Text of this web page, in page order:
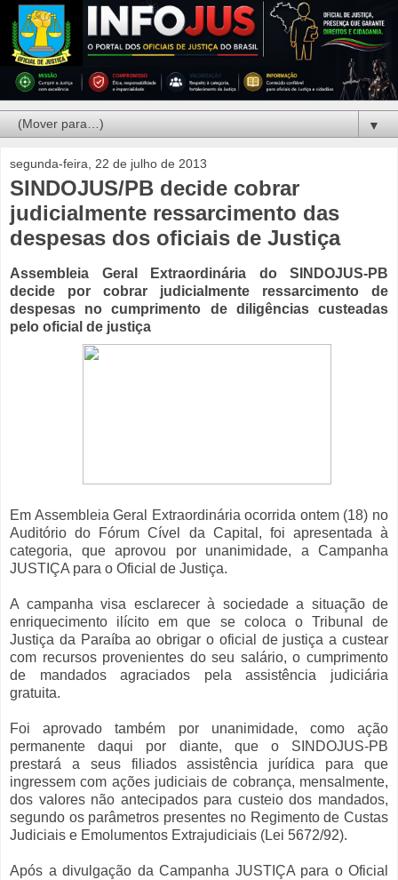
▼
segunda-feira, 22 de julho de 2013
SINDOJUS/PB decide cobrar
judicialmente ressarcimento das
despesas dos oficiais de Justiça
Assembleia Geral Extraordinária do SINDOJUS-PB
decide por cobrar judicialmente ressarcimento de
despesas no cumprimento de diligências custeadas
pelo oficial de justiça
Em Assembleia Geral Extraordinária ocorrida ontem (18) no
Auditório do Fórum Cível da Capital, foi apresentada à
categoria, que aprovou por unanimidade, a Campanha
JUSTIÇA para o Oficial de Justiça.
A campanha visa esclarecer à sociedade a situação de
enriquecimento ilícito em que se coloca o Tribunal de
Justiça da Paraíba ao obrigar o oficial de justiça a custear
com recursos provenientes do seu salário, o cumprimento
de mandados agraciados pela assistência judiciária
gratuita.
Foi aprovado também por unanimidade, como ação
permanente daqui por diante, que o SINDOJUS-PB
prestará a seus filiados assistência jurídica para que
ingressem com ações judiciais de cobrança, mensalmente,
dos valores não antecipados para custeio dos mandados,
segundo os parâmetros presentes no Regimento de Custas
Judiciais e Emolumentos Extrajudiciais (Lei 5672/92).
Após a divulgação da Campanha JUSTIÇA para o Oficial